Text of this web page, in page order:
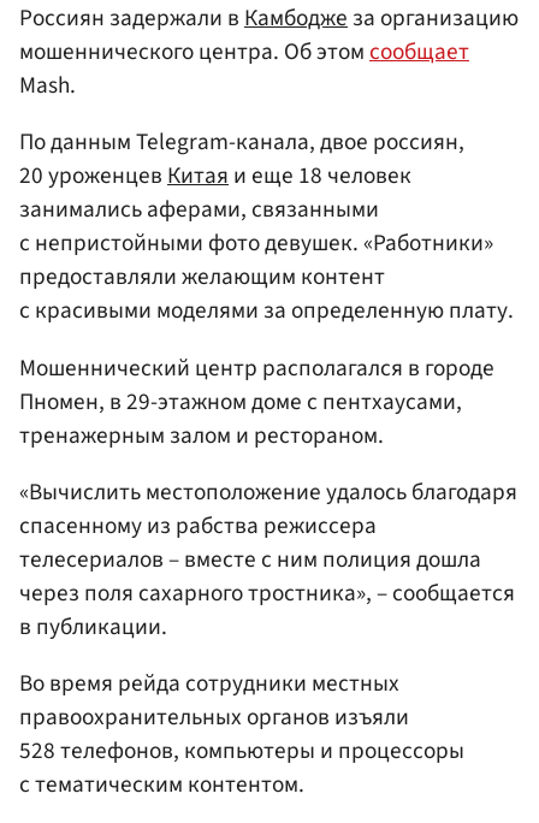
Россиян задержали вКамбоджеза организацию
мошеннического центра. Об этомсообщает
Mash.
По данным Telegram-канала, двое россиян,
20 уроженцевКитаяи еще 18 человек
занимались аферами, связанными
с непристойными фото девушек. «Работники»
предоставляли желающим контент
с красивыми моделями за определенную плату.
Мошеннический центр располагался в городе
Пномен, в 29-этажном доме с пентхаусами,
тренажерным залом и рестораном.
«Вычислить местоположение удалось благодаря
спасенному из рабства режиссера
телесериалов – вместе с ним полиция дошла
через поля сахарного тростника», – сообщается
в публикации.
Во время рейда сотрудники местных
правоохранительных органов изъяли
528 телефонов, компьютеры и процессоры
с тематическим контентом.